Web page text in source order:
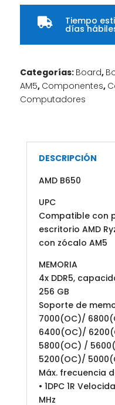
PLUS
A.V.R
DDR5
128GB/
911-
cantidad
 Tiempo
días
Categorías: Board,
AM5, Componentes,
Computadores
DESCRIPCIÓN
AMD B650
UPC
Compatible con
escritorio AMD
con zócalo AM5
MEMORIA
4x DDR5,
256 GB
Soporte de
7000(OC)/
6400(OC)/
5800(OC) /
5200(OC)/
Máx. frecuencia
• 1DPC 1R
MHz